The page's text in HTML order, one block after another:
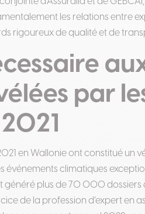
les relations entre
rigoureux de qualité et de
par
en Wallonie ont constitué un
événements climatiques
généré plus de 70 000 dossiers
de la profession d’expert en